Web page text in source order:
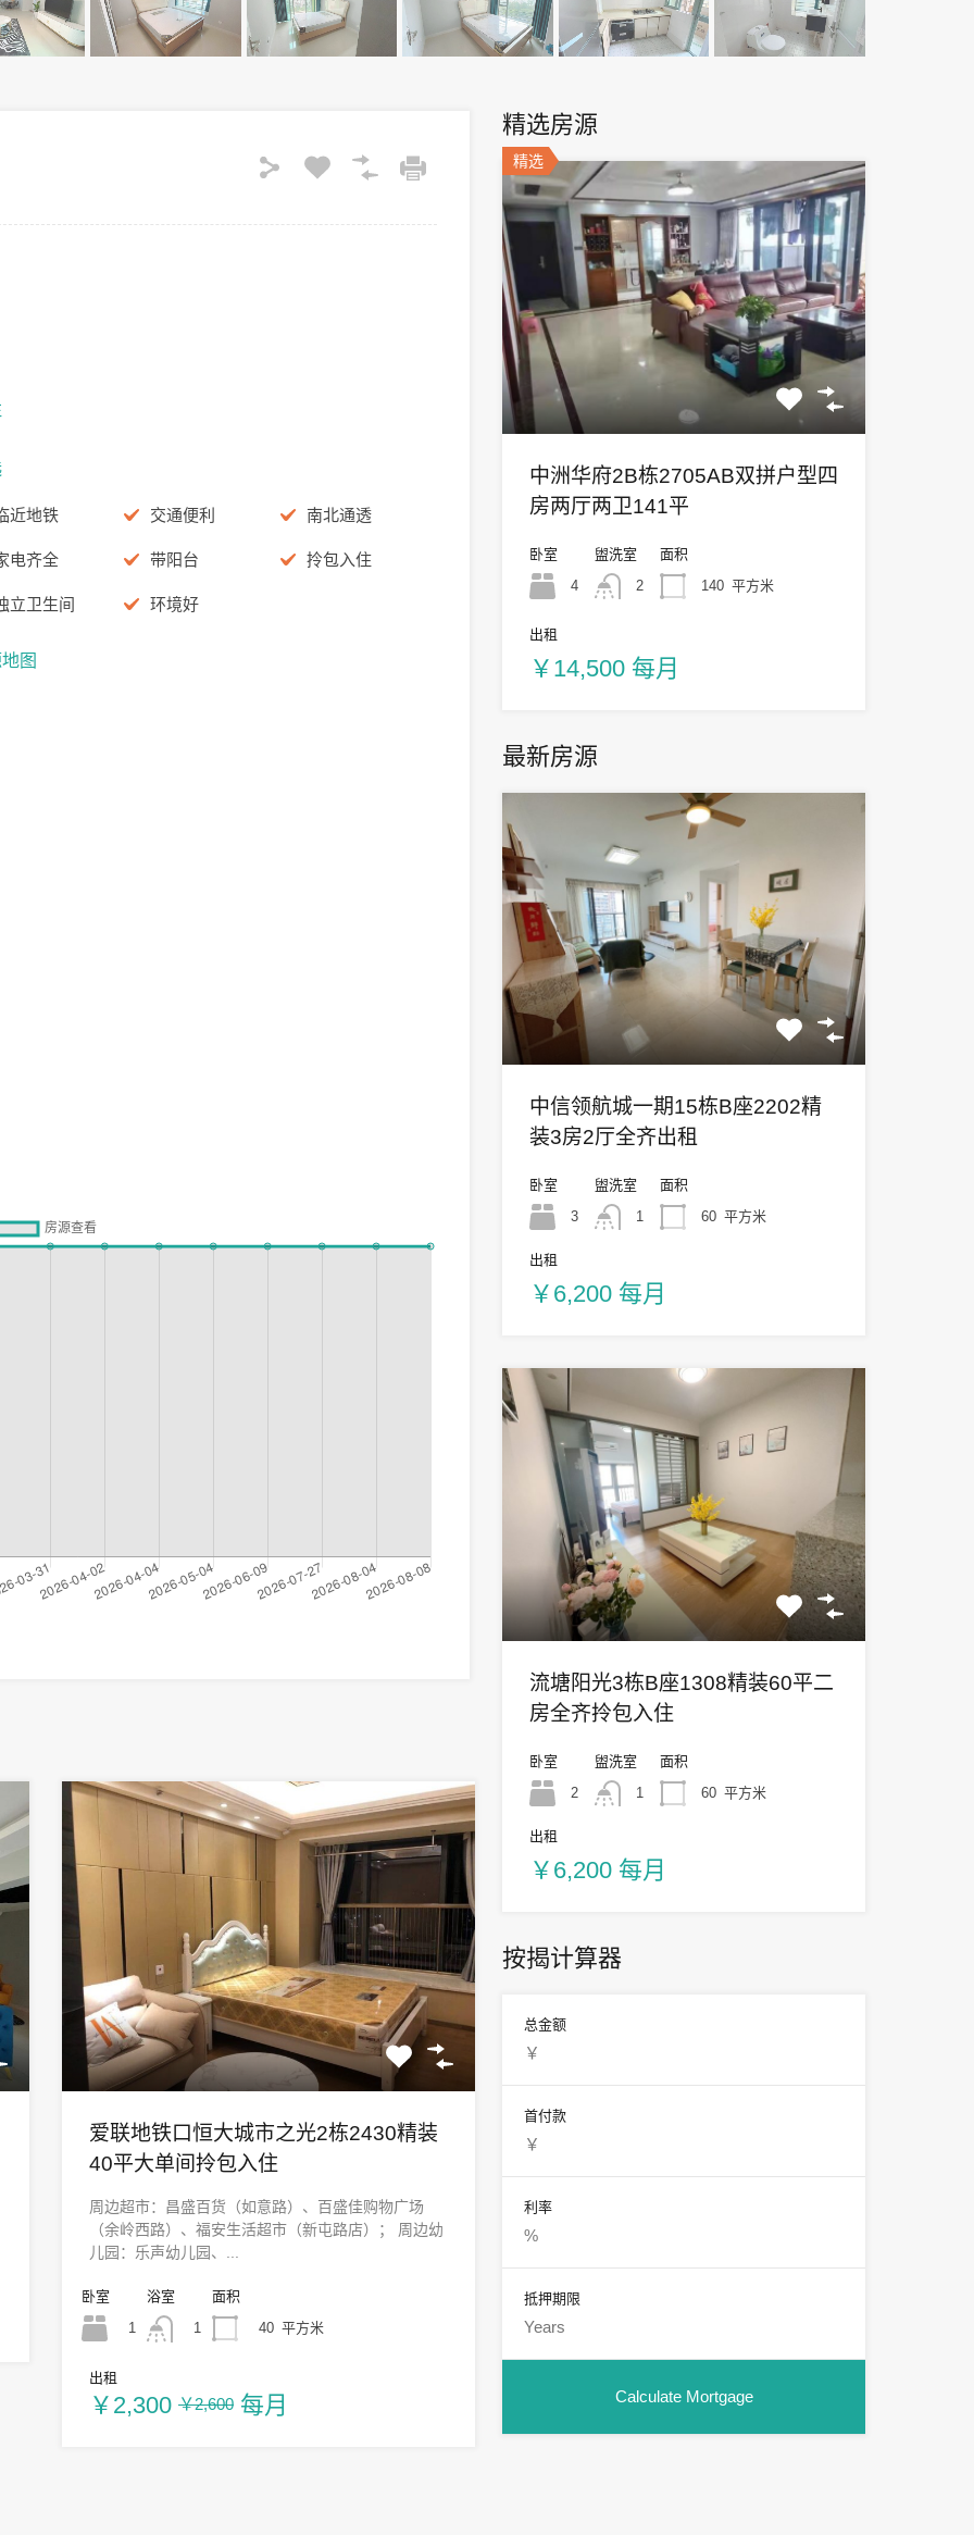
近地铁 交通便利 南北通透
电齐全 带阳台 拎包入住
立卫生间 环境好
图
爱联地铁口恒大城市之光2栋2430精装
40平大单间拎包入住
周边超市：昌盛百货（如意路）、百盛佳购物广场
（余岭西路）、福安生活超市（新屯路店）； 周边幼
儿园：乐声幼儿园、...
卧室
1
浴室
1
面积
40 平方米
出租
￥2,300 ￥2,600 每月
精选房源
精选
中洲华府2B栋2705AB双拼户型四
房两厅两卫141平
卧室
4
盥洗室
2
面积
140 平方米
出租
￥14,500 每月
最新房源
中信领航城一期15栋B座2202精
装3房2厅全齐出租
卧室
3
盥洗室
1
面积
60 平方米
出租
￥6,200 每月
流塘阳光3栋B座1308精装60平二
房全齐拎包入住
卧室
2
盥洗室
1
面积
60 平方米
出租
￥6,200 每月
按揭计算器
总金额
首付款
利率
抵押期限